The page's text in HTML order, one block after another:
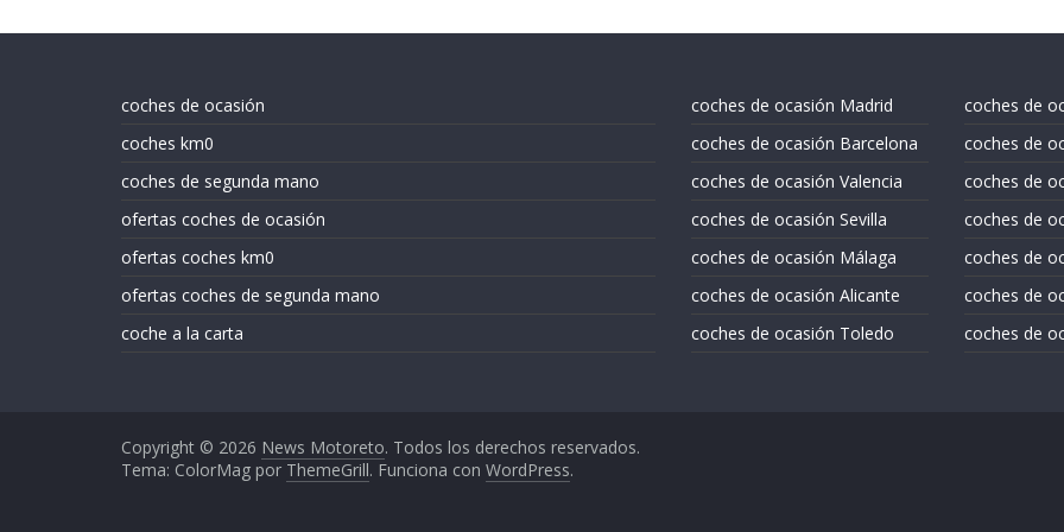
coches de ocasión
coches km0
coches de segunda mano
ofertas coches de ocasión
ofertas coches km0
ofertas coches de segunda mano
coche a la carta
coches de ocasión Madrid
coches de ocasión Barcelona
coches de ocasión Valencia
coches de ocasión Sevilla
coches de ocasión Málaga
coches de ocasión Alicante
coches de ocasión Toledo
coches de
coches de
coches de
coches de
coches de
coches de
coches de
Copyright © 2026 News Motoreto. Todos los derechos reservados.
Tema: ColorMag por ThemeGrill. Funciona con WordPress.